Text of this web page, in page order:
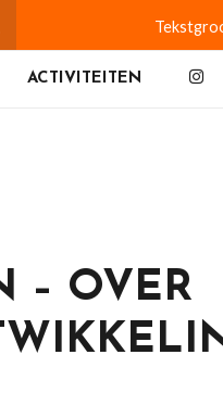
ACTIVITEITEN
– OVER